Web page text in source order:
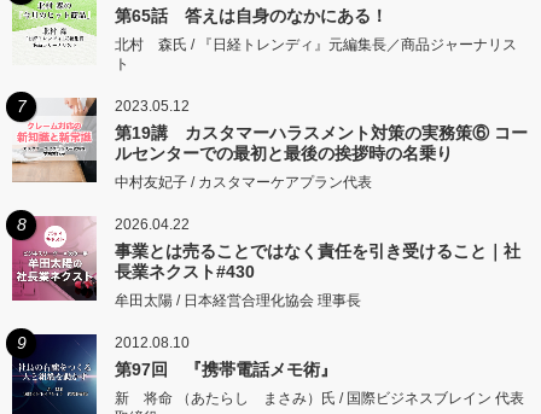
第65話 答えは自身のなかにある！
北村 森氏 / 『日経トレンディ』元編集長／商品ジャーナリス
ト
7 2023.05.12
第19講 カスタマーハラスメント対策の実務策⑥ コー
ルセンターでの最初と最後の挨拶時の名乗り
中村友妃子 / カスタマーケアプラン代表
8 2026.04.22
事業とは売ることではなく責任を引き受けること｜社
長業ネクスト#430
牟田太陽 / 日本経営合理化協会 理事長
9 2012.08.10
第97回 『携帯電話メモ術』
新 将命 （あたらし まさみ）氏 / 国際ビジネスブレイン 代表